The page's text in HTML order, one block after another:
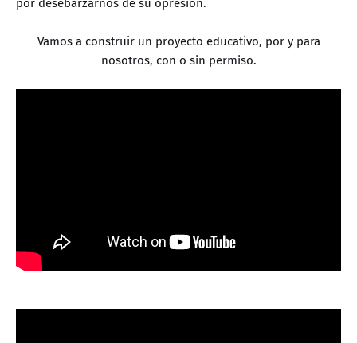
por desebarzarnos de su opresión.
Vamos a construir un proyecto educativo, por y para
nosotros, con o sin permiso.